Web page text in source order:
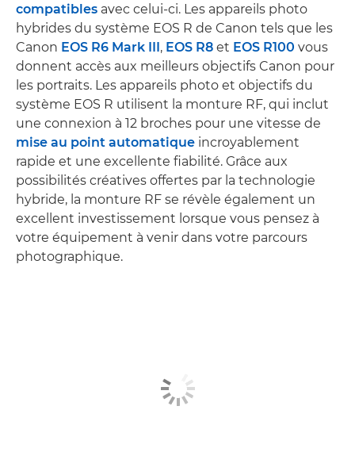
compatibles avec celui-ci. Les appareils photo
hybrides du système EOS R de Canon tels que les
Canon EOS R6 Mark III, EOS R8 et EOS R100 vous
donnent accès aux meilleurs objectifs Canon pour
les portraits. Les appareils photo et objectifs du
système EOS R utilisent la monture RF, qui inclut
une connexion à 12 broches pour une vitesse de
mise au point automatique incroyablement
rapide et une excellente fiabilité. Grâce aux
possibilités créatives offertes par la technologie
hybride, la monture RF se révèle également un
excellent investissement lorsque vous pensez à
votre équipement à venir dans votre parcours
photographique.